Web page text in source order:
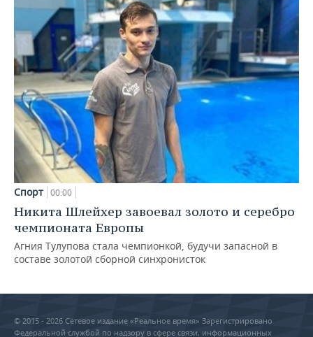
Спорт 00:00
Никита Шлейхер завоевал золото и серебро
чемпионата Европы
Агния Тулупова стала чемпионкой, будучи запасной в
составе золотой сборной синхронисток
© 2015 - 2026 Сетевое издание «Реальное время» Зарегистрировано
Федеральной службой по надзору в сфере связи, информационных